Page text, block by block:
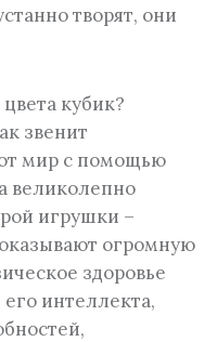
творят, они
кубик?
звенит
мир с помощью
великолепно
игрушки –
огромную
здоровье
интеллекта,